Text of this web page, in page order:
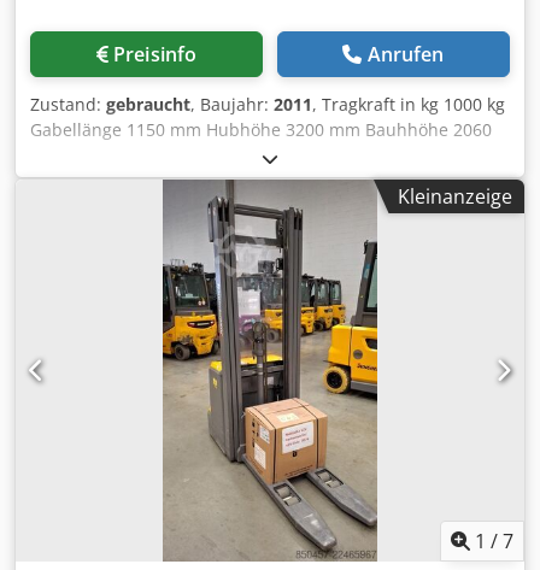
Sonderausstattung: Bereifung Vorne: Polyurethan
Bereifung Hinten: Polyurethan
Preisinfo Anrufen
Zustand: gebraucht, Baujahr: 2011, Tragkraft in kg 1000 kg
Gabellänge 1150 mm Hubhöhe 3200 mm Bauhhöhe 2060
mm Maschinengewicht ca. 0,8 t Abmessungen L x B x H
1,95 x 0,86 x 2,06 m Dkodpfx Aoyx Iqhjiwer Gabelhubwagen
Kleinanzeige
1 /7